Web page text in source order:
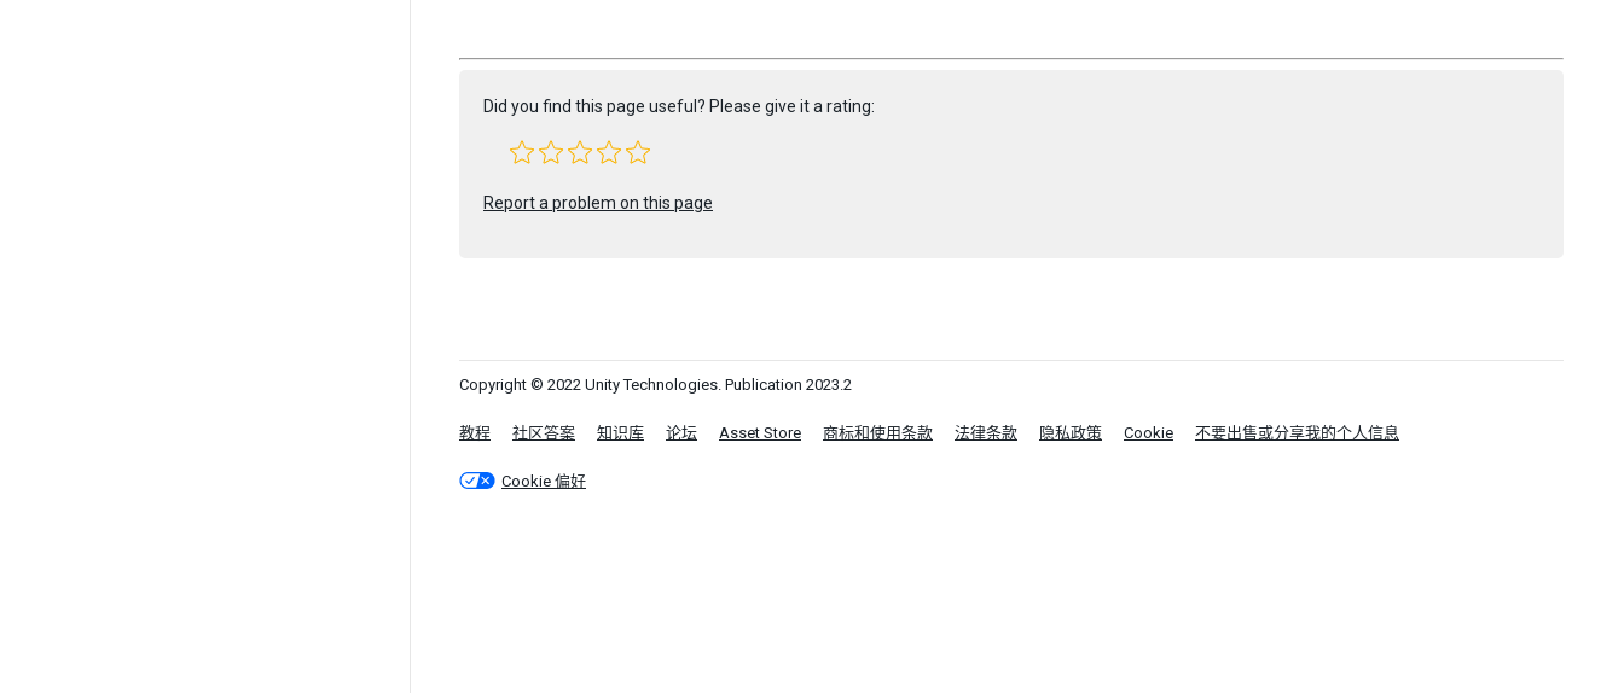
Did you find this page useful? Please give it a rating:
Report a problem on this page
Copyright © 2022 Unity Technologies. Publication 2023.2
教程 社区答案 知识库 论坛 Asset Store 商标和使用条款 法律条款 隐私政策 Cookie 不要出售或分享我的个人信息
Cookie 偏好